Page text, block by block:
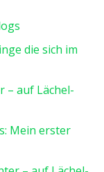
die sich im
– auf Lächel-
Mein erster